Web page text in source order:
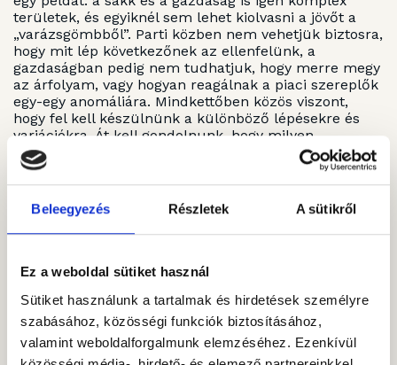
Beleegyezés Részletek A sütikről
Ez a weboldal sütiket használ
Sütiket használunk a tartalmak és hirdetések személyre
szabásához, közösségi funkciók biztosításához,
valamint weboldalforgalmunk elemzéséhez. Ezenkívül
területek, és egyiknél sem lehet kiolvasni a jövőt a
„varázsgömbből”. Parti közben nem vehetjük biztosra,
hogy mit lép következőnek az ellenfelünk, a
gazdaságban pedig nem tudhatjuk, hogy merre megy
az árfolyam, vagy hogyan reagálnak a piaci szereplők
egy-egy anomáliára. Mindkettőben közös viszont,
hogy fel kell készülnünk a különböző lépésekre és
variációkra. Át kell gondolnunk, hogy milyen
lehetőségekből mit fog lépni az ellenfelünk, és
nekünk arra hogyan kell válaszolnunk – így működik
a sakk és a gazdasági élet is.
Kövessen minket!